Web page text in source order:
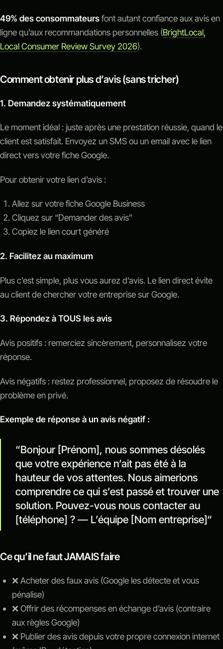
49% des consommateursfont autant confiance aux avis en
ligne qu’aux recommandations personnelles (BrightLocal,
Local Consumer Review Survey 2026).
Comment obtenir plus d’avis (sans tricher)
1. Demandez systématiquement
Le moment idéal : juste après une prestation réussie, quand le
client est satisfait. Envoyez un SMS ou un email avec le lien
direct vers votre fiche Google.
Pour obtenir votre lien d’avis :
Allez sur votre fiche Google Business
Cliquez sur “Demander des avis”
Copiez le lien court généré
2. Facilitez au maximum
Plus c’est simple, plus vous aurez d’avis. Le lien direct évite
au client de chercher votre entreprise sur Google.
3. Répondez à TOUS les avis
Avis positifs : remerciez sincèrement, personnalisez votre
réponse.
Avis négatifs : restez professionnel, proposez de résoudre le
problème en privé.
Exemple de réponse à un avis négatif :
“Bonjour [Prénom], nous sommes désolés
que votre expérience n’ait pas été à la
hauteur de vos attentes. Nous aimerions
comprendre ce qui s’est passé et trouver une
solution. Pouvez-vous nous contacter au
[téléphone] ? — L’équipe [Nom entreprise]“
Ce qu’il ne faut JAMAIS faire
❌ Acheter des faux avis (Google les détecte et vous
pénalise)
❌ Offrir des récompenses en échange d’avis (contraire
aux règles Google)
❌ Publier des avis depuis votre propre connexion internet